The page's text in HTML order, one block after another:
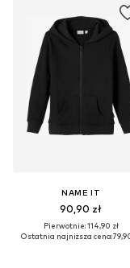
NAME IT
90,90 zł
Pierwotnie: 114,90 zł
Ostatnia najniższa cena: